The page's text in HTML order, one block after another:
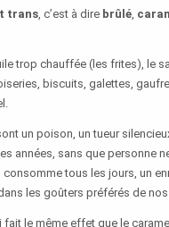
trans , c’est à dire brûlé
trop chauffée (les frites), le
biscuits, galettes,
un poison, un tueur
années, sans que personne
consomme tous les jours, un
les goûters préférés de nos
fait le même effet que le